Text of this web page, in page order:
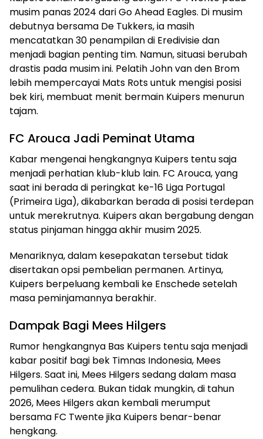
musim panas 2024 dari Go Ahead Eagles. Di musim
debutnya bersama De Tukkers, ia masih
mencatatkan 30 penampilan di Eredivisie dan
menjadi bagian penting tim. Namun, situasi berubah
drastis pada musim ini. Pelatih John van den Brom
lebih mempercayai Mats Rots untuk mengisi posisi
bek kiri, membuat menit bermain Kuipers menurun
tajam.
FC Arouca Jadi Peminat Utama
Kabar mengenai hengkangnya Kuipers tentu saja
menjadi perhatian klub-klub lain. FC Arouca, yang
saat ini berada di peringkat ke-16 Liga Portugal
(Primeira Liga), dikabarkan berada di posisi terdepan
untuk merekrutnya. Kuipers akan bergabung dengan
status pinjaman hingga akhir musim 2025.
Menariknya, dalam kesepakatan tersebut tidak
disertakan opsi pembelian permanen. Artinya,
Kuipers berpeluang kembali ke Enschede setelah
masa peminjamannya berakhir.
Dampak Bagi Mees Hilgers
Rumor hengkangnya Bas Kuipers tentu saja menjadi
kabar positif bagi bek Timnas Indonesia, Mees
Hilgers. Saat ini, Mees Hilgers sedang dalam masa
pemulihan cedera. Bukan tidak mungkin, di tahun
2026, Mees Hilgers akan kembali merumput
bersama FC Twente jika Kuipers benar-benar
hengkang.